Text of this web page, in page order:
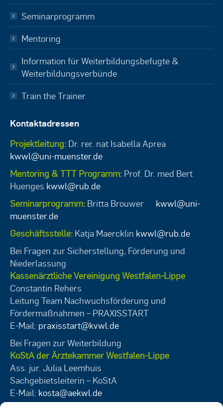
Seminarprogramm
Mentoring
Information für Weiterbildungsbefugte &
Weiterbildungsverbünde
Train the Trainer
Kontaktadressen
Projektleitung: Dr. rer. nat Isabella Aprea
kwwl@uni-muenster.de
Mentoring & TTT Programm: Prof. Dr. med Bert
Huenges kwwl@rub.de
Seminarprogramm: Britta Brouwer kwwl@uni-
muenster.de
Geschäftsstelle: Katja Maercklin kwwl@rub.de
Bei Fragen zur Sicherstellung, Förderung und
Niederlassung
Kassenärztliche Vereinigung Westfalen-Lippe
Constantin Rehers
Leitung Team Nachwuchsförderung und
Fördermaßnahmen – PRAXISSTART
E-Mail: praxisstart@kvwl.de
Bei Fragen zur Weiterbildung
KoStA der Ärztekammer Westfalen-Lippe
Ass. jur. Julia Leemhuis
Sachgebietsleiterin – KoStA
E-Mail: kosta@aekwl.de